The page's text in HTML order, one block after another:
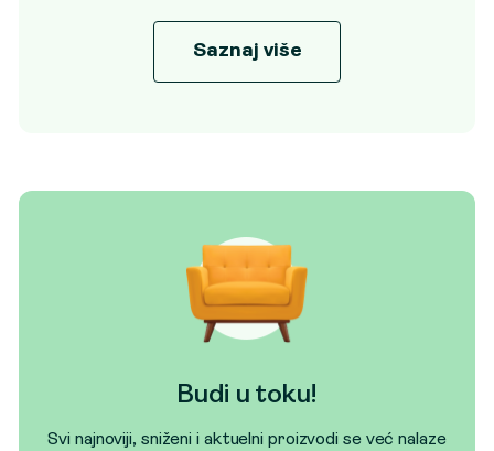
Saznaj više
Budi u toku!
Svi najnoviji, sniženi i aktuelni proizvodi se već nalaze